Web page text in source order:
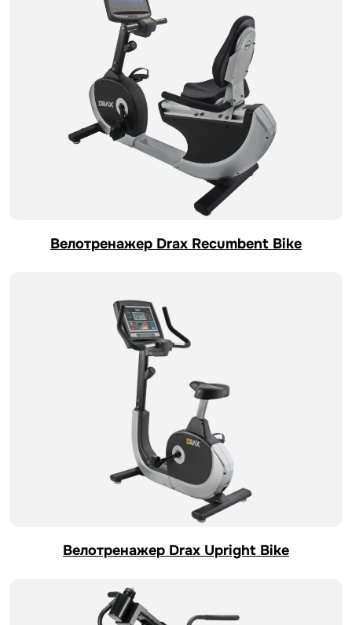
Велотренажер Drax Recumbent Bike
Велотренажер Drax Upright Bike